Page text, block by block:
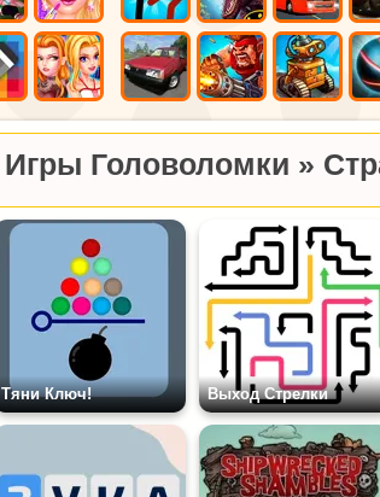
Игры Головоломки »
Тяни Ключ! Выход Стрелки